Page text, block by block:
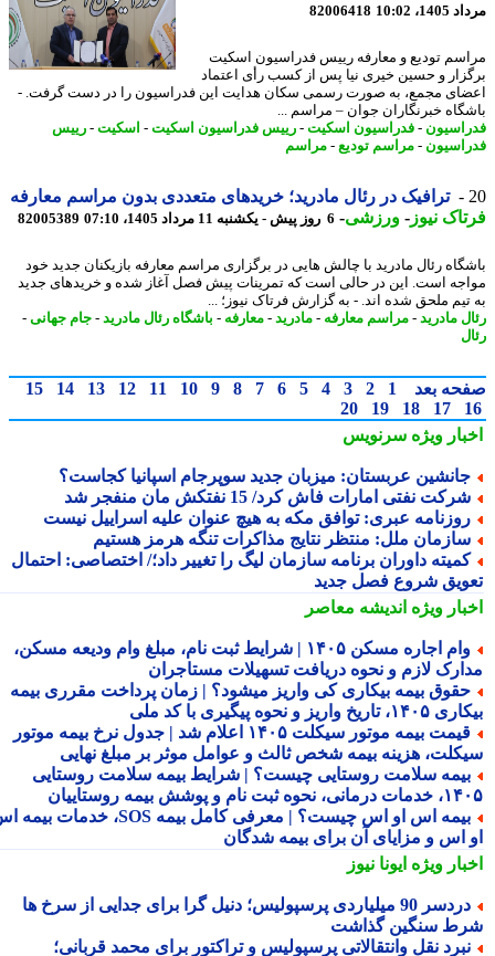
10:02
82006418
تودیع و معارفه رییس فدراسیون اسکیت
و حسین خیری نیا پس از کسب رأی اعتماد
مجمع، به صورت رسمی سکان هدایت این فدراسیون را در دست گرفت. -
خبرنگاران جوان – مراسم ...
-فدراسیون اسکیت-رییس فدراسیون اسکیت-اسکیت-رییس
-مراسم تودیع-مراسم
ترافیک در رئال مادرید؛ خریدهای متعددی بدون مراسم معارفه
نیوز-ورزشی-6 روز پیش - یکشنبه 11 مرداد 1405، 07:10 82005389
رئال مادرید با چالش هایی در برگزاری مراسم معارفه بازیکنان جدید خود
است. این در حالی است که تمرینات پیش فصل آغاز شده و خریدهای جدید
ملحق شده اند. - به گزارش فرتاک نیوز؛ ...
مادرید- مراسم معارفه- مادرید- معارفه- باشگاه رئال مادرید- جام جهانی-
بعد 1
2
3
4
5
6
7
8
9
10
11
12
13
14
15
17
18
19
20
ویژهسرنویس
عربستان: میزبان جدید سوپرجام اسپانیا کجاست؟
نفتی امارات فاش کرد/ 15 نفتکش مان منفجر شد
عبری: توافق مکه به هیچ عنوان علیه اسراییل نیست
ملل: منتظر نتایج مذاکرات تنگه هرمز هستیم
داوران برنامه سازمان لیگ را تغییر داد؛/ اختصاصی: احتمال
شروع فصل جدید
ویژهاندیشه معاصر
وام اجاره مسکن ۱۴۰۵ | شرایط ثبت نام، مبلغ وام ودیعه مسکن،
لازم و نحوه دریافت تسهیلات مستاجران
بیمه بیکاری کی واریز میشود؟ | زمان پرداخت مقرری بیمه
واریز و نحوه پیگیری با کد ملی
قیمت بیمه موتور سیکلت ۱۴۰۵ اعلام شد | جدول نرخ بیمه موتور
هزینه بیمه شخص ثالث و عوامل موثر بر مبلغ نهایی
سلامت روستایی چیست؟ | شرایط بیمه سلامت روستایی
نام و پوشش بیمه روستاییان
بیمه اس او اس چیست؟ | معرفی کامل بیمه SOS، خدمات بیمه اس
اس و مزایای آن برای بیمه شدگان
ویژهایونا نیوز
دردسر 90 میلیاردی پرسپولیس؛ دنیل گرا برای جدایی از سرخ ها
سنگین گذاشت
نقل وانتقالاتی پرسپولیس و تراکتور برای محمد قربانی؛